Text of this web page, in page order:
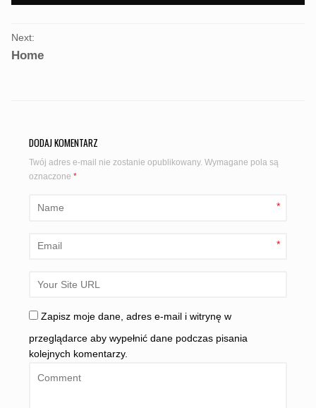
PORTFOLIO
NAVIGATION
Next:
Home
DODAJ KOMENTARZ
Twój adres e-mail nie zostanie opublikowany. Wymagane pola są
oznaczone*
*
*
Zapisz moje dane, adres e-mail i witrynę w
przeglądarce aby wypełnić dane podczas pisania
kolejnych komentarzy.